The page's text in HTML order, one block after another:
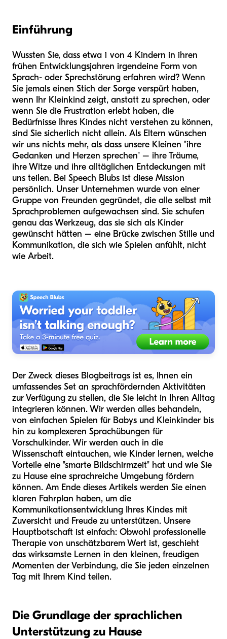
Einführung
Wussten Sie, dass etwa 1 von 4 Kindern in ihren
frühen Entwicklungsjahren irgendeine Form von
Sprach- oder Sprechstörung erfahren wird? Wenn
Sie jemals einen Stich der Sorge verspürt haben,
wenn Ihr Kleinkind zeigt, anstatt zu sprechen, oder
wenn Sie die Frustration erlebt haben, die
Bedürfnisse Ihres Kindes nicht verstehen zu können,
sind Sie sicherlich nicht allein. Als Eltern wünschen
wir uns nichts mehr, als dass unsere Kleinen "ihre
Gedanken und Herzen sprechen" – ihre Träume,
ihre Witze und ihre alltäglichen Entdeckungen mit
uns teilen. Bei Speech Blubs ist diese Mission
persönlich. Unser Unternehmen wurde von einer
Gruppe von Freunden gegründet, die alle selbst mit
Sprachproblemen aufgewachsen sind. Sie schufen
genau das Werkzeug, das sie sich als Kinder
gewünscht hätten – eine Brücke zwischen Stille und
Kommunikation, die sich wie Spielen anfühlt, nicht
wie Arbeit.
Der Zweck dieses Blogbeitrags ist es, Ihnen ein
umfassendes Set an sprachfördernden Aktivitäten
zur Verfügung zu stellen, die Sie leicht in Ihren Alltag
integrieren können. Wir werden alles behandeln,
von einfachen Spielen für Babys und Kleinkinder bis
hin zu komplexeren Sprachübungen für
Vorschulkinder. Wir werden auch in die
Wissenschaft eintauchen, wie Kinder lernen, welche
Vorteile eine "smarte Bildschirmzeit" hat und wie Sie
zu Hause eine sprachreiche Umgebung fördern
können. Am Ende dieses Artikels werden Sie einen
klaren Fahrplan haben, um die
Kommunikationsentwicklung Ihres Kindes mit
Zuversicht und Freude zu unterstützen. Unsere
Hauptbotschaft ist einfach: Obwohl professionelle
Therapie von unschätzbarem Wert ist, geschieht
das wirksamste Lernen in den kleinen, freudigen
Momenten der Verbindung, die Sie jeden einzelnen
Tag mit Ihrem Kind teilen.
Die Grundlage der sprachlichen
Unterstützung zu Hause